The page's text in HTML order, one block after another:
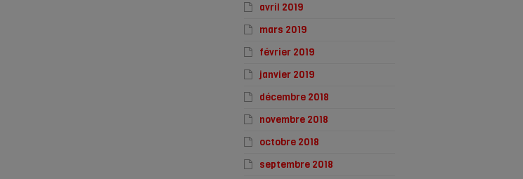
avril 2019
mars 2019
février 2019
janvier 2019
décembre 2018
novembre 2018
octobre 2018
septembre 2018